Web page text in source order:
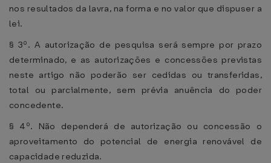
nos resultados da lavra, na forma e no valor que dispuser a
lei.
§ 3º. A autorização de pesquisa será sempre por prazo
determinado, e as autorizações e concessões previstas
neste artigo não poderão ser cedidas ou transferidas,
total ou parcialmente, sem prévia anuência do poder
concedente.
§ 4º. Não dependerá de autorização ou concessão o
aproveitamento do potencial de energia renovável de
capacidade reduzida.